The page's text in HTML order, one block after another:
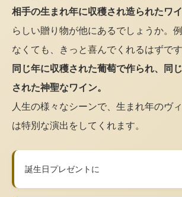
相手の生まれ年に収穫され造られたワ
らしい贈り物が他にあるでしょうか。
なくても、きっと喜んでくれるはずです
同じ年に収穫された葡萄で作られ、同
された神聖なワイン。
人生の様々なシーンで、生まれ年のヴ
は特別な演出をしてくれます。
誕生日プレゼントに